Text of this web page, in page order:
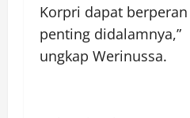
Korpri dapat berperan
penting didalamnya,”
ungkap Werinussa.